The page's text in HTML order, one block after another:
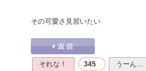
その可愛さ見習いたい
それな！ 345 うーん…